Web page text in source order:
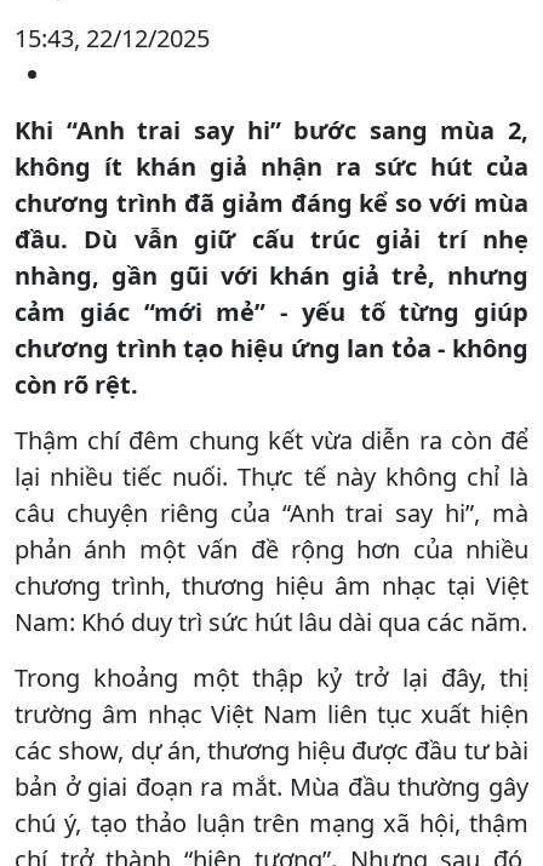
15:43, 22/12/2025
Khi “Anh trai say hi” bước sang mùa 2,
không ít khán giả nhận ra sức hút của
chương trình đã giảm đáng kể so với mùa
đầu. Dù vẫn giữ cấu trúc giải trí nhẹ
nhàng, gần gũi với khán giả trẻ, nhưng
cảm giác “mới mẻ” - yếu tố từng giúp
chương trình tạo hiệu ứng lan tỏa - không
còn rõ rệt.
Thậm chí đêm chung kết vừa diễn ra còn để
lại nhiều tiếc nuối. Thực tế này không chỉ là
câu chuyện riêng của “Anh trai say hi”, mà
phản ánh một vấn đề rộng hơn của nhiều
chương trình, thương hiệu âm nhạc tại Việt
Nam: Khó duy trì sức hút lâu dài qua các năm.
Trong khoảng một thập kỷ trở lại đây, thị
trường âm nhạc Việt Nam liên tục xuất hiện
các show, dự án, thương hiệu được đầu tư bài
bản ở giai đoạn ra mắt. Mùa đầu thường gây
chú ý, tạo thảo luận trên mạng xã hội, thậm
chí trở thành “hiện tượng”. Nhưng sau đó,